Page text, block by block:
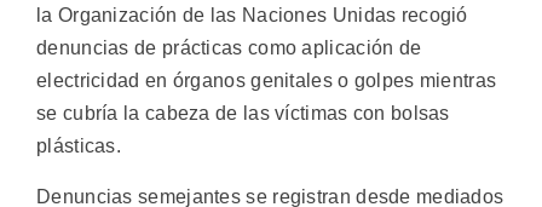
la Organización de las Naciones Unidas recogió
denuncias de prácticas como aplicación de
electricidad en órganos genitales o golpes mientras
se cubría la cabeza de las víctimas con bolsas
plásticas.
Denuncias semejantes se registran desde mediados